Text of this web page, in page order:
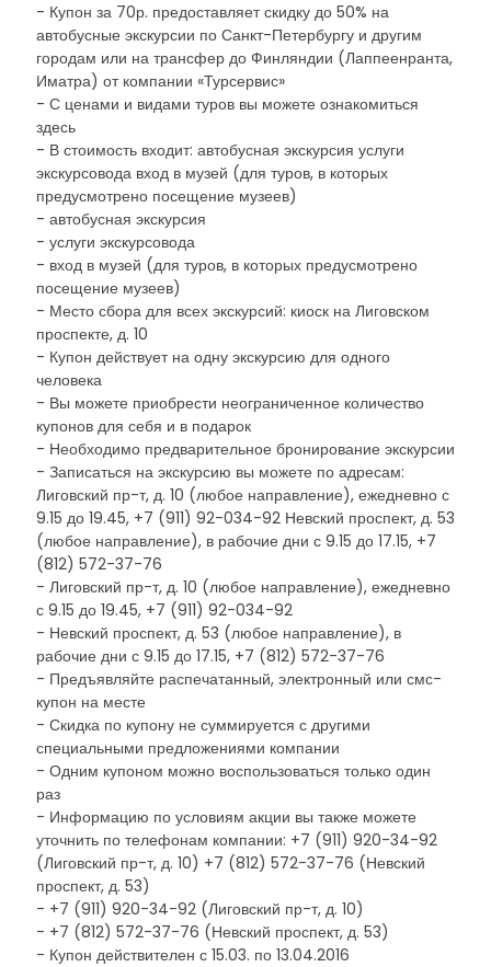
- Купон за 70р. предоставляет скидку до 50% на
автобусные экскурсии по Санкт-Петербургу и другим
городам или на трансфер до Финляндии (Лаппеенранта,
Иматра) от компании «Турсервис»
- С ценами и видами туров вы можете ознакомиться
здесь
- В стоимость входит: автобусная экскурсия услуги
экскурсовода вход в музей (для туров, в которых
предусмотрено посещение музеев)
- автобусная экскурсия
- услуги экскурсовода
- вход в музей (для туров, в которых предусмотрено
посещение музеев)
- Место сбора для всех экскурсий: киоск на Лиговском
проспекте, д. 10
- Купон действует на одну экскурсию для одного
человека
- Вы можете приобрести неограниченное количество
купонов для себя и в подарок
- Необходимо предварительное бронирование экскурсии
- Записаться на экскурсию вы можете по адресам:
Лиговский пр-т, д. 10 (любое направление), ежедневно с
9.15 до 19.45, +7 (911) 92-034-92 Невский проспект, д. 53
(любое направление), в рабочие дни с 9.15 до 17.15, +7
(812) 572-37-76
- Лиговский пр-т, д. 10 (любое направление), ежедневно
с 9.15 до 19.45, +7 (911) 92-034-92
- Невский проспект, д. 53 (любое направление), в
рабочие дни с 9.15 до 17.15, +7 (812) 572-37-76
- Предъявляйте распечатанный, электронный или смс-
купон на месте
- Скидка по купону не суммируется с другими
специальными предложениями компании
- Одним купоном можно воспользоваться только один
раз
- Информацию по условиям акции вы также можете
уточнить по телефонам компании: +7 (911) 920-34-92
(Лиговский пр-т, д. 10) +7 (812) 572-37-76 (Невский
проспект, д. 53)
- +7 (911) 920-34-92 (Лиговский пр-т, д. 10)
- +7 (812) 572-37-76 (Невский проспект, д. 53)
- Купон действителен с 15.03. по 13.04.2016